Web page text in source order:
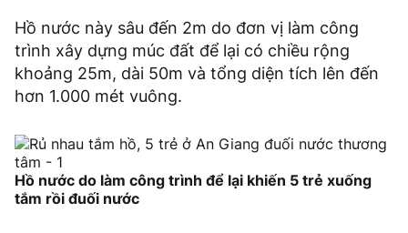
Hồ nước này sâu đến 2m do đơn vị làm công
trình xây dựng múc đất để lại có chiều rộng
khoảng 25m, dài 50m và tổng diện tích lên đến
hơn 1.000 mét vuông.
Hồ nước do làm công trình để lại khiến 5 trẻ xuống
tắm rồi đuối nước